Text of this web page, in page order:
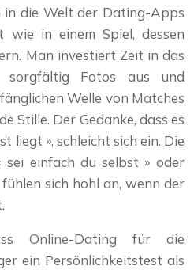
die Welt der Dating-Apps
in einem Spiel, dessen
Man investiert Zeit in das
Fotos aus und
Welle von Matches
Stille. Der Gedanke, dass es
liegt », schleicht sich ein. Die
sei einfach du selbst » oder
sich hohl an, wenn der
Online-Dating für die
ein Persönlichkeitstest als